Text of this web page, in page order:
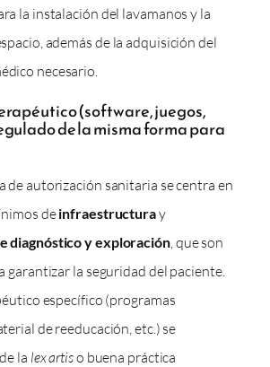
la instalación del lavamanos y la
además de la adquisición del
necesario.
(software, juegos,
de la misma forma para
de autorización sanitaria se centra en
deinfraestructuray
diagnóstico y exploración, que son
garantizar la seguridad del paciente.
específico (programas
de reeducación, etc.) se
la lex artiso buena práctica